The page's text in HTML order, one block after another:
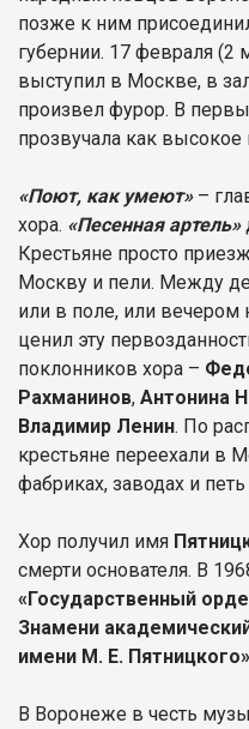
позже к ним
губернии. 17 февраля (2
выступил в Москве, в
произвел фурор. В
прозвучала как высокое
«Поют, как умеют»–
хора. «Песенная артель»
Крестьяне просто
Москву и пели. Между
или в поле, или вечером
ценил эту
поклонников хора –
Рахманинов, Антонина
Владимир Ленин. По
крестьяне переехали в
фабриках, заводах и
Хор получил имя
смерти основателя. В
«Государственный
Знамени
имени М. Е. Пятницкого»
В Воронеже в честь